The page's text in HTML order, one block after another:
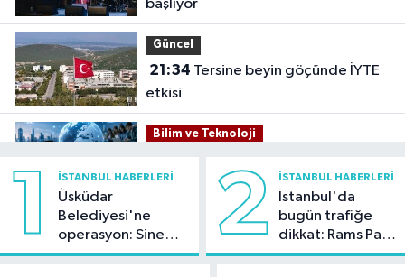
başlıyor
Güncel
21:34
etkisi
Bilim ve Teknoloji
oranı yüzde 92,3 oldu
Bilim ve Teknoloji
1 İSTANBUL HABERLERI
Üsküdar
Belediyesi'ne
operasyon: Sinem
Dedetaş'a
2 İSTANBUL HABERLERI
İstanbul'da
bugün trafiğe
dikkat: Rams Park
çevresinde bazı